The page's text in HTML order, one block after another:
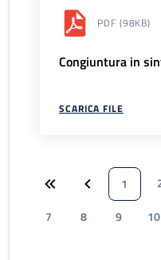
PDF (98KB)
Congiuntura in
SCARICA FILE
1
7
8 9 10